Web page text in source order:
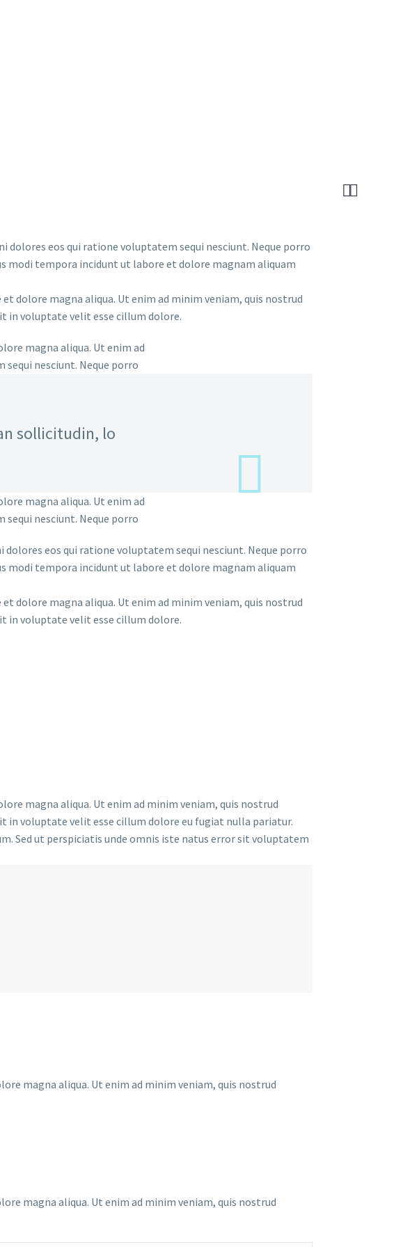

eos qui ratione voluptatem sequi nesciunt. Neque porro
modi tempora incidunt ut labore et dolore magnam aliquam
dolore magna aliqua. Ut enim ad minim veniam, quis nostrud
in voluptate velit esse cillum dolore.
magna aliqua. Ut enim ad
nesciunt. Neque porro
sollicitudin, lo
magna aliqua. Ut enim ad
nesciunt. Neque porro
eos qui ratione voluptatem sequi nesciunt. Neque porro
modi tempora incidunt ut labore et dolore magnam aliquam
dolore magna aliqua. Ut enim ad minim veniam, quis nostrud
in voluptate velit esse cillum dolore.
magna aliqua. Ut enim ad minim veniam, quis nostrud
in voluptate velit esse cillum dolore eu fugiat nulla pariatur.
Sed ut perspiciatis unde omnis iste natus error sit voluptatem
magna aliqua. Ut enim ad minim veniam, quis nostrud
magna aliqua. Ut enim ad minim veniam, quis nostrud